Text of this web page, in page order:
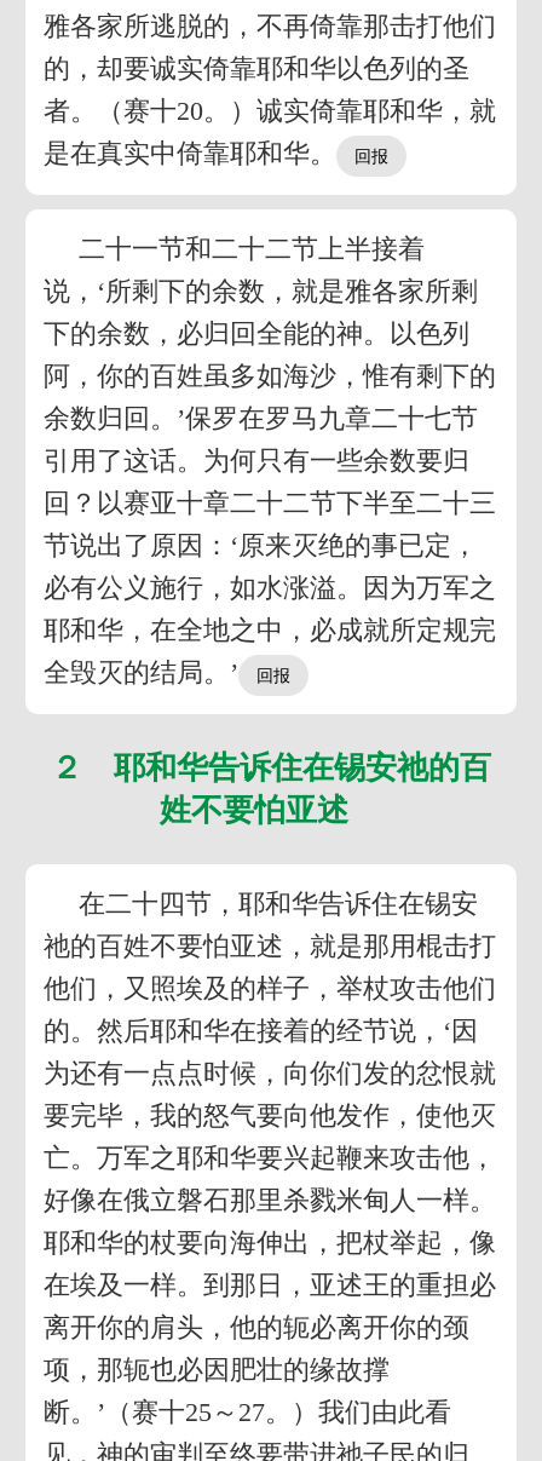
雅各家所逃脱的，不再倚靠那击打他们
的，却要诚实倚靠耶和华以色列的圣
者。（赛十20。）诚实倚靠耶和华，就
是在真实中倚靠耶和华。
二十一节和二十二节上半接着
说，‘所剩下的余数，就是雅各家所剩
下的余数，必归回全能的神。以色列
阿，你的百姓虽多如海沙，惟有剩下的
余数归回。’保罗在罗马九章二十七节
引用了这话。为何只有一些余数要归
回？以赛亚十章二十二节下半至二十三
节说出了原因：‘原来灭绝的事已定，
必有公义施行，如水涨溢。因为万军之
耶和华，在全地之中，必成就所定规完
全毁灭的结局。’
２ 耶和华告诉住在锡安祂的百
姓不要怕亚述
在二十四节，耶和华告诉住在锡安
祂的百姓不要怕亚述，就是那用棍击打
他们，又照埃及的样子，举杖攻击他们
的。然后耶和华在接着的经节说，‘因
为还有一点点时候，向你们发的忿恨就
要完毕，我的怒气要向他发作，使他灭
亡。万军之耶和华要兴起鞭来攻击他，
好像在俄立磐石那里杀戮米甸人一样。
耶和华的杖要向海伸出，把杖举起，像
在埃及一样。到那日，亚述王的重担必
离开你的肩头，他的轭必离开你的颈
项，那轭也必因肥壮的缘故撑
断。’（赛十25～27。）我们由此看
见，神的审判至终要带进祂子民的归